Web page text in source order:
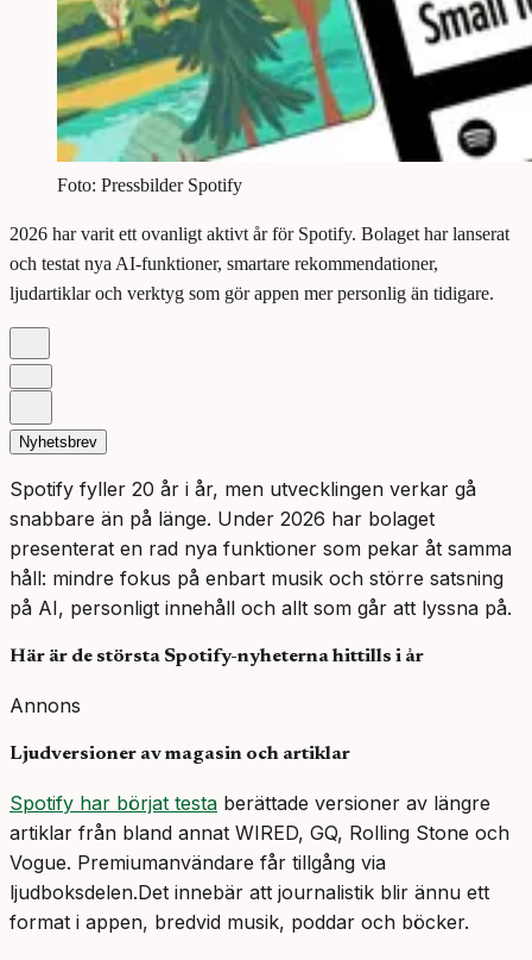
Foto: Pressbilder Spotify
2026 har varit ett ovanligt aktivt år för Spotify. Bolaget har lanserat
och testat nya AI-funktioner, smartare rekommendationer,
ljudartiklar och verktyg som gör appen mer personlig än tidigare.
Nyhetsbrev
Spotify fyller 20 år i år, men utvecklingen verkar gå
snabbare än på länge. Under 2026 har bolaget
presenterat en rad nya funktioner som pekar åt samma
håll: mindre fokus på enbart musik och större satsning
på AI, personligt innehåll och allt som går att lyssna på.
Här är de största Spotify-nyheterna hittills i år
Annons
Ljudversioner av magasin och artiklar
Spotify har börjat testa berättade versioner av längre
artiklar från bland annat WIRED, GQ, Rolling Stone och
Vogue. Premiumanvändare får tillgång via
ljudboksdelen.Det innebär att journalistik blir ännu ett
format i appen, bredvid musik, poddar och böcker.